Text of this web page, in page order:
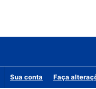
Sua conta Faça